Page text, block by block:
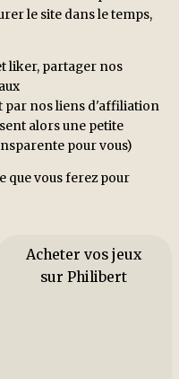
le site dans le temps,
liker, partager nos
par nos liens d'affiliation
alors une petite
pour vous)
que vous ferez pour
Acheter vos jeux
sur Philibert